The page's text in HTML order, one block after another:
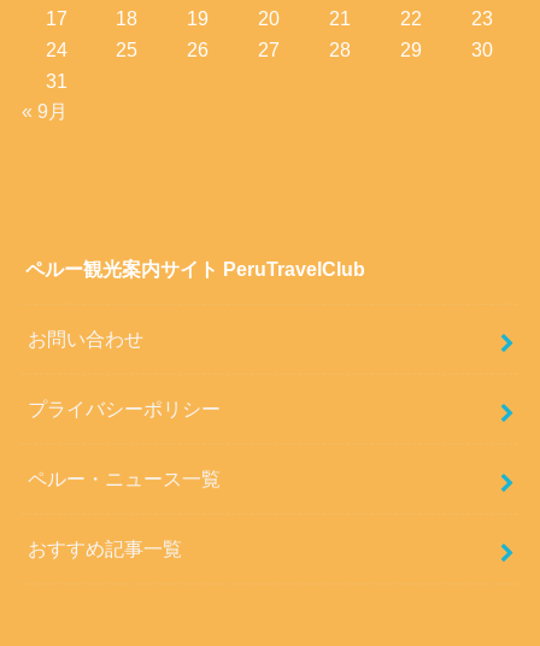
17
18 19 20 21 22
23
24
25 26 27 28 29
30
31
« 9月
ペルー観光案内サイト PeruTravelClub
お問い合わせ
プライバシーポリシー
ペルー・ニュース一覧
おすすめ記事一覧